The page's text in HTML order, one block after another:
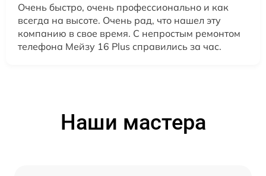
Очень быстро, очень профессионально и как
всегда на высоте. Очень рад, что нашел эту
компанию в свое время. С непростым ремонтом
телефона Мейзу 16 Plus справились за час.
Наши мастера